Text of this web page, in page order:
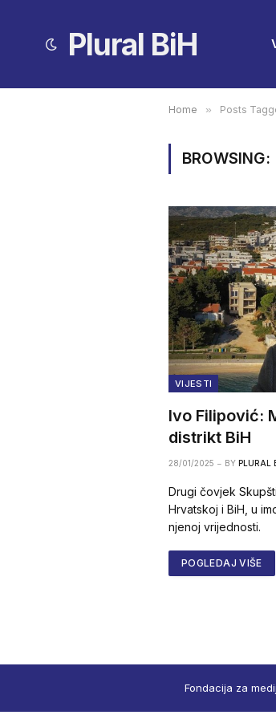
Plural BiH
Home » Posts
BROWSING:
VIJESTI
Ivo Filipović:
distrikt BiH
28/01/2025 BY PLURAL
Drugi čovjek
Hrvatskoj i BiH, u
njenoj vrijednosti.
POGLEDAJ VIŠE
Fondacija za